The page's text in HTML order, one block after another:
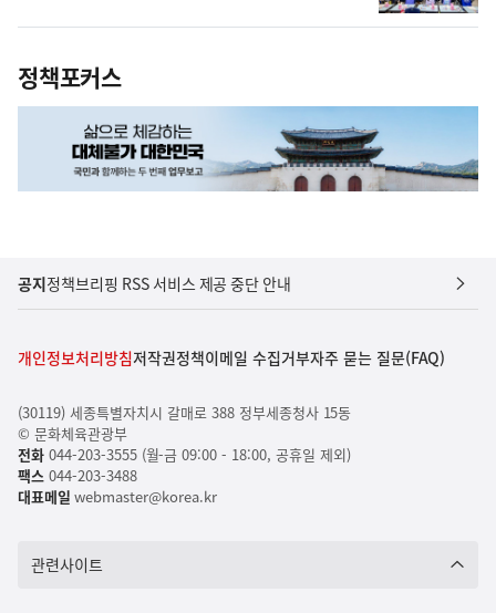
정책포커스
공지정책브리핑 RSS 서비스 제공 중단 안내
개인정보처리방침저작권정책이메일 수집거부자주 묻는 질문(FAQ)
(30119) 세종특별자치시 갈매로 388 정부세종청사 15동
© 문화체육관광부
전화044-203-3555 (월-금 09:00 - 18:00, 공휴일 제외)
팩스044-203-3488
대표메일 webmaster@korea.kr
관련사이트